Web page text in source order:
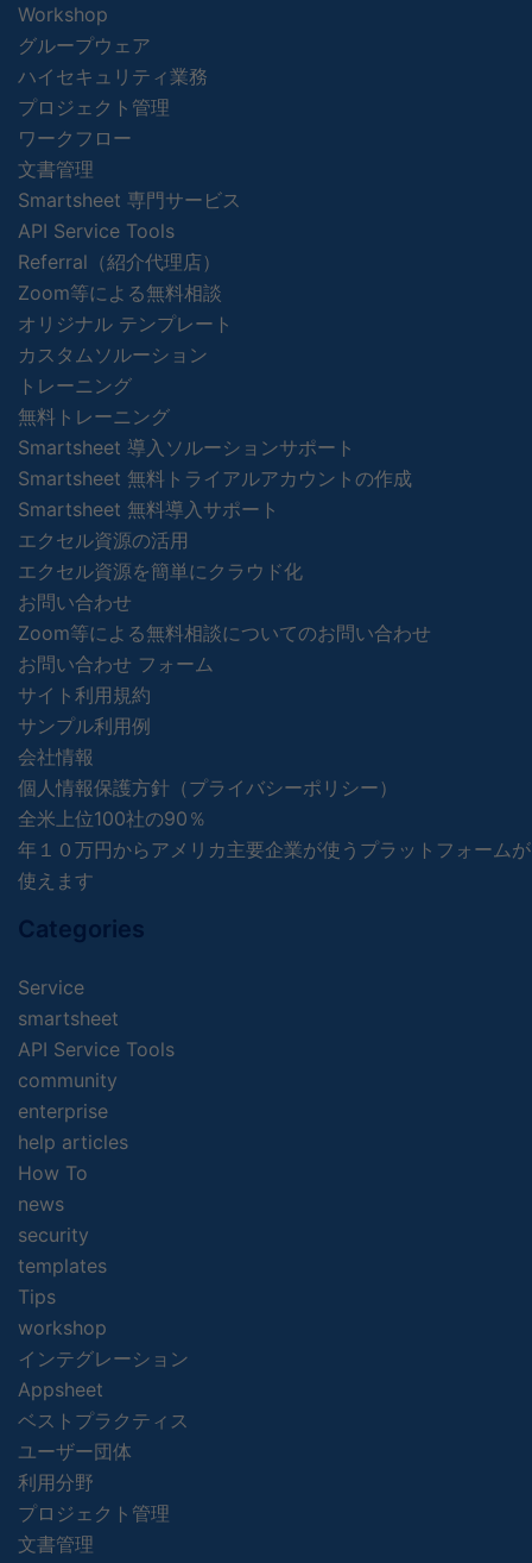
Workshop
グループウェア
ハイセキュリティ業務
プロジェクト管理
ワークフロー
文書管理
Smartsheet 専門サービス
API Service Tools
Referral（紹介代理店）
Zoom等による無料相談
オリジナル テンプレート
カスタムソルーション
トレーニング
無料トレーニング
Smartsheet 導入ソルーションサポート
Smartsheet 無料トライアルアカウントの作成
Smartsheet 無料導入サポート
エクセル資源の活用
エクセル資源を簡単にクラウド化
お問い合わせ
Zoom等による無料相談についてのお問い合わせ
お問い合わせ フォーム
サイト利用規約
サンプル利用例
会社情報
個人情報保護方針（プライバシーポリシー）
全米上位100社の90％
年１０万円からアメリカ主要企業が使うプラットフォームが
使えます
Categories
Service
smartsheet
API Service Tools
community
enterprise
help articles
How To
news
security
templates
Tips
workshop
インテグレーション
Appsheet
ベストプラクティス
ユーザー団体
利用分野
プロジェクト管理
文書管理